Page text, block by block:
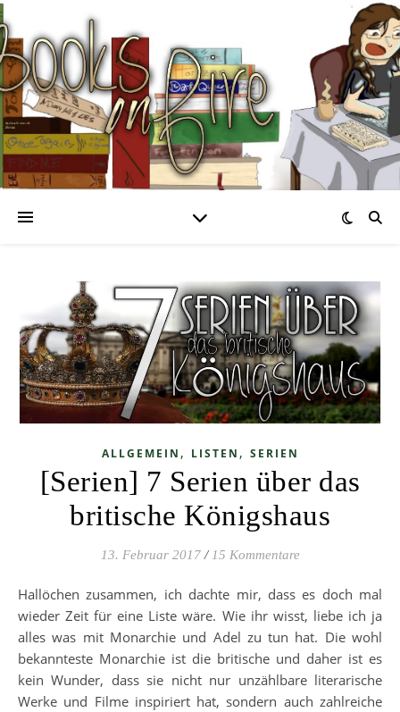
ALLGEMEIN , LISTEN , SERIEN
[Serien] 7 Serien über das
britische Königshaus
13. Februar 2017 / 15 Kommentare
Hallöchen zusammen, ich dachte mir, dass es doch mal
wieder Zeit für eine Liste wäre. Wie ihr wisst, liebe ich ja
alles was mit Monarchie und Adel zu tun hat. Die wohl
bekannteste Monarchie ist die britische und daher ist es
kein Wunder, dass sie nicht nur unzählbare literarische
Werke und Filme inspiriert hat, sondern auch zahlreiche